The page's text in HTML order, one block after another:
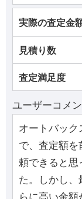
実際の査定金
見積り数
査定満足度
ユーザーコメン
オートバック
で、査定額
頼できると思
た。しかし、